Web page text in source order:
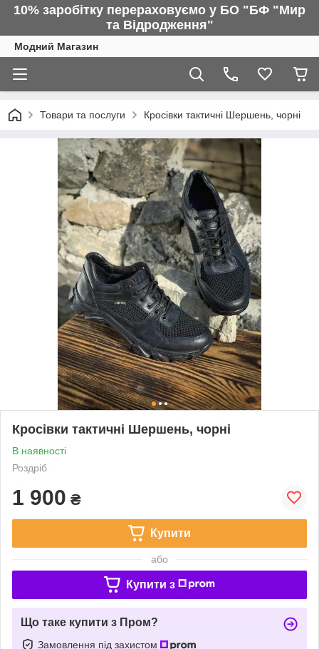
10% заробітку перераховуємо у БО "БФ "Мир
та Відродження"
Модний Магазин
Товари та послуги Кросівки тактичні Шершень, чорні
Кросівки тактичні Шершень, чорні
В наявності
Роздріб
1 900 ₴
Купити
або
Купити з
Що таке купити з Пром?
Замовлення під захистом